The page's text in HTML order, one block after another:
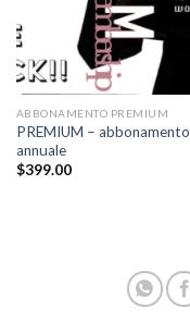
ABBONAMENTO PREMIUM
PREMIUM – abbonamento
annuale
$399.00